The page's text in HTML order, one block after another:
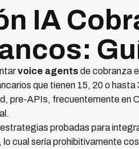
IA
voice agentsde cobranza
que tienen 15, 20 o
pre-APIs, frecuentemente en
probadas para
cual sería prohibitivamente